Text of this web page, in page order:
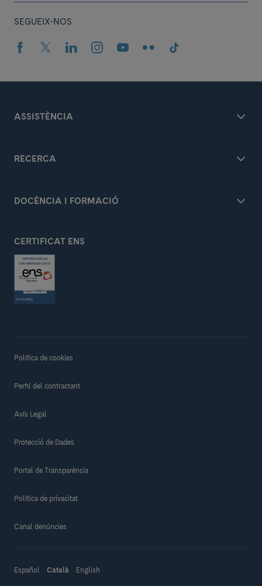
SEGUEIX-NOS
ASSISTÈNCIA
RECERCA
DOCÈNCIA I FORMACIÓ
CERTIFICAT ENS
Política de cookies
Perfil del contractant
Avís Legal
Protecció de Dades
Portal de Transparència
Política de privacitat
Canal denúncies
Español Català English